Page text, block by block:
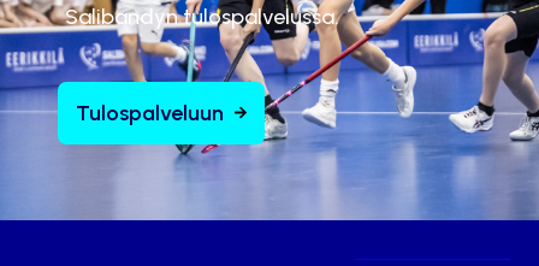
Salibandyn tulospalvelussa.
Tulospalveluun